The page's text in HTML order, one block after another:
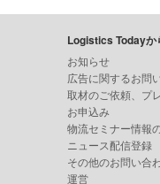
Logistics Todayか
お知らせ
広告に関するお問
取材のご依頼、プ
お申込み
物流セミナー情報
ニュース配信登録
その他のお問い合
運営